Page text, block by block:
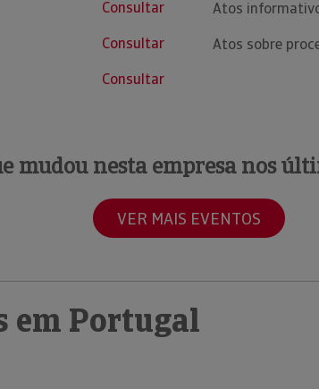
Consultar
Consultar
Consultar
Atos
Atos sobre
mudou nesta empresa nos
VER MAIS EVENTOS
em Portugal